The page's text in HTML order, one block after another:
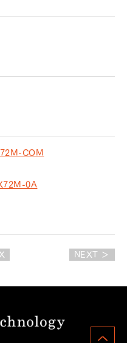
COM
0A
NEXT ＞